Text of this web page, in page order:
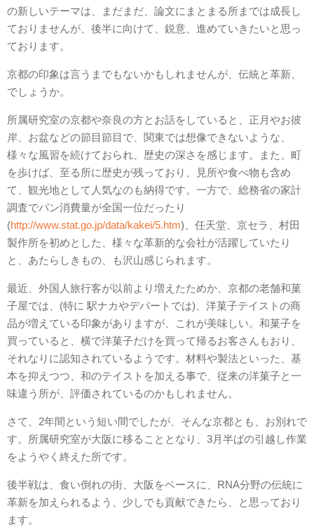
の新しいテーマは、まだまだ、論文にまとまる所までは成長し
ておりませんが、後半に向けて、鋭意、進めていきたいと思っ
ております。
京都の印象は言うまでもないかもしれませんが、伝統と革新、
でしょうか。
所属研究室の京都や奈良の方とお話をしていると、正月やお彼
岸、お盆などの節目節目で、関東では想像できないような、
様々な風習を続けておられ、歴史の深さを感じます。また、町
を歩けば、至る所に歴史が残っており、見所や食べ物も含め
て、観光地として人気なのも納得です。一方で、総務省の家計
調査でパン消費量が全国一位だったり
(http://www.stat.go.jp/data/kakei/5.htm)、任天堂、京セラ、村田
製作所を初めとした、様々な革新的な会社が活躍していたり
と、あたらしきもの、も沢山感じられます。
最近、外国人旅行客が以前より増えたためか、京都の老舗和菓
子屋では、(特に 駅ナカやデパートでは)、洋菓子テイストの商
品が増えている印象がありますが、これが美味しい。和菓子を
買っていると、横で洋菓子だけを買って帰るお客さんもおり、
それなりに認知されているようです。材料や製法といった、基
本を抑えつつ、和のテイストを加える事で、従来の洋菓子と一
味違う所が、評価されているのかもしれません。
さて、2年間という短い間でしたが、そんな京都とも、お別れで
す。所属研究室が大阪に移ることとなり、3月半ばの引越し作業
をようやく終えた所です。
後半戦は、食い倒れの街、大阪をベースに、RNA分野の伝統に
革新を加えられるよう、少しでも貢献できたら、と思っており
ます。